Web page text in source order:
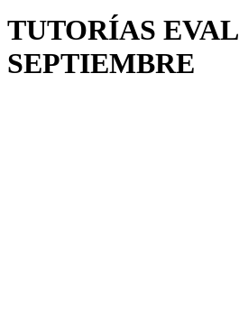
TUTORÍAS
SEPTIEMBRE